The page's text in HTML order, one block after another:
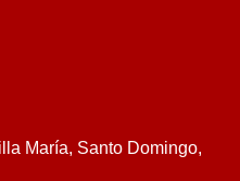
María, Santo Domingo,